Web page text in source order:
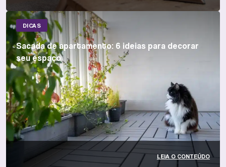
DICAS
Sacada de apartamento: 6 ideias para decorar
seu espaço
LEIA O CONTEÚDO